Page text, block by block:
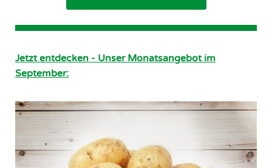
Jetzt entdecken - Unser Monatsangebot im
September: